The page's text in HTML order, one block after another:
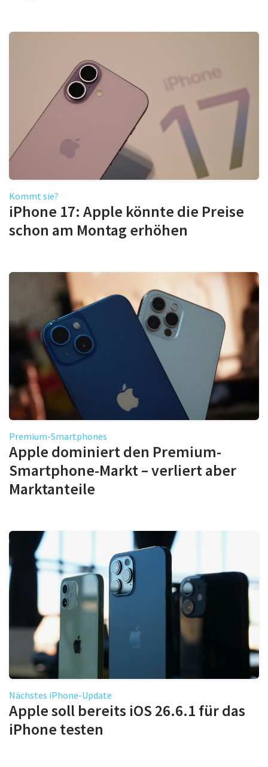
Kommt sie?
iPhone 17: Apple könnte die Preise
schon am Montag erhöhen
Premium-Smartphones
Apple dominiert den Premium-
Smartphone-Markt – verliert aber
Marktanteile
Nächstes iPhone-Update
Apple soll bereits iOS 26.6.1 für das
iPhone testen